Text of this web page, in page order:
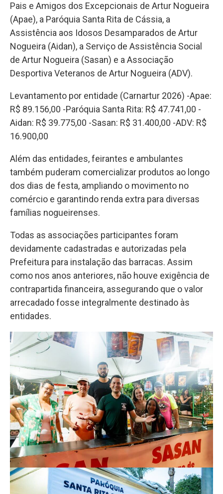
Pais e Amigos dos Excepcionais de Artur Nogueira
(Apae), a Paróquia Santa Rita de Cássia, a
Assistência aos Idosos Desamparados de Artur
Nogueira (Aidan), a Serviço de Assistência Social
de Artur Nogueira (Sasan) e a Associação
Desportiva Veteranos de Artur Nogueira (ADV).
Levantamento por entidade (Carnartur 2026) -Apae:
R$ 89.156,00 -Paróquia Santa Rita: R$ 47.741,00 -
Aidan: R$ 39.775,00 -Sasan: R$ 31.400,00 -ADV: R$
16.900,00
Além das entidades, feirantes e ambulantes
também puderam comercializar produtos ao longo
dos dias de festa, ampliando o movimento no
comércio e garantindo renda extra para diversas
famílias nogueirenses.
Todas as associações participantes foram
devidamente cadastradas e autorizadas pela
Prefeitura para instalação das barracas. Assim
como nos anos anteriores, não houve exigência de
contrapartida financeira, assegurando que o valor
arrecadado fosse integralmente destinado às
entidades.